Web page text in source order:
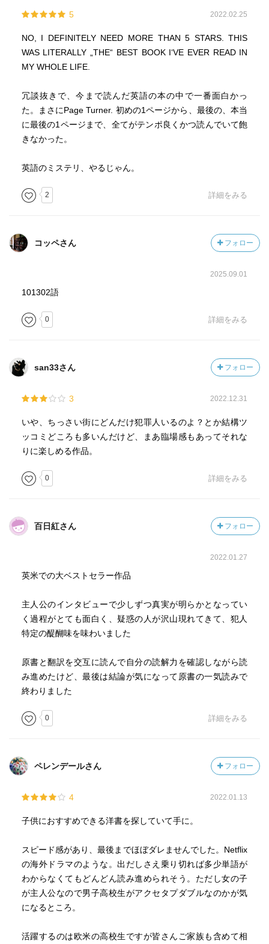
5 2022.02.25
NO, I DEFINITELY NEED MORE THAN 5 STARS. THIS
WAS LITERALLY „THE“ BEST BOOK I‘VE EVER READ IN
MY WHOLE LIFE.
冗談抜きで、今まで読んだ英語の本の中で一番面白かっ
た。まさにPage Turner. 初めの1ページから、最後の、本当
に最後の1ページまで、全てがテンポ良くかつ読んでいて飽
きなかった。
英語のミステリ、やるじゃん。
2 詳細をみる
コッペさん フォロー
2025.09.01
101302語
0 詳細をみる
san33さん フォロー
3 2022.12.31
いや、ちっさい街にどんだけ犯罪人いるのよ？とか結構ツ
ッコミどころも多いんだけど、まあ臨場感もあってそれな
りに楽しめる作品。
0 詳細をみる
百日紅さん フォロー
2022.01.27
英米での大ベストセラー作品
主人公のインタビューで少しずつ真実が明らかとなってい
く過程がとても面白く、疑惑の人が沢山現れてきて、犯人
特定の醍醐味を味わいました
原書と翻訳を交互に読んで自分の読解力を確認しながら読
み進めたけど、最後は結論が気になって原書の一気読みで
終わりました
0 詳細をみる
ペレンデールさん フォロー
4 2022.01.13
子供におすすめできる洋書を探していて手に。
スピード感があり、最後までほぼダレませんでした。Netflix
の海外ドラマのような。出だしさえ乗り切れば多少単語が
わからなくてもどんどん読み進められそう。ただし女の子
が主人公なので男子高校生がアクセタプダブルなのかが気
になるところ。
活躍するのは欧米の高校生ですが皆さんご家族も含めて相